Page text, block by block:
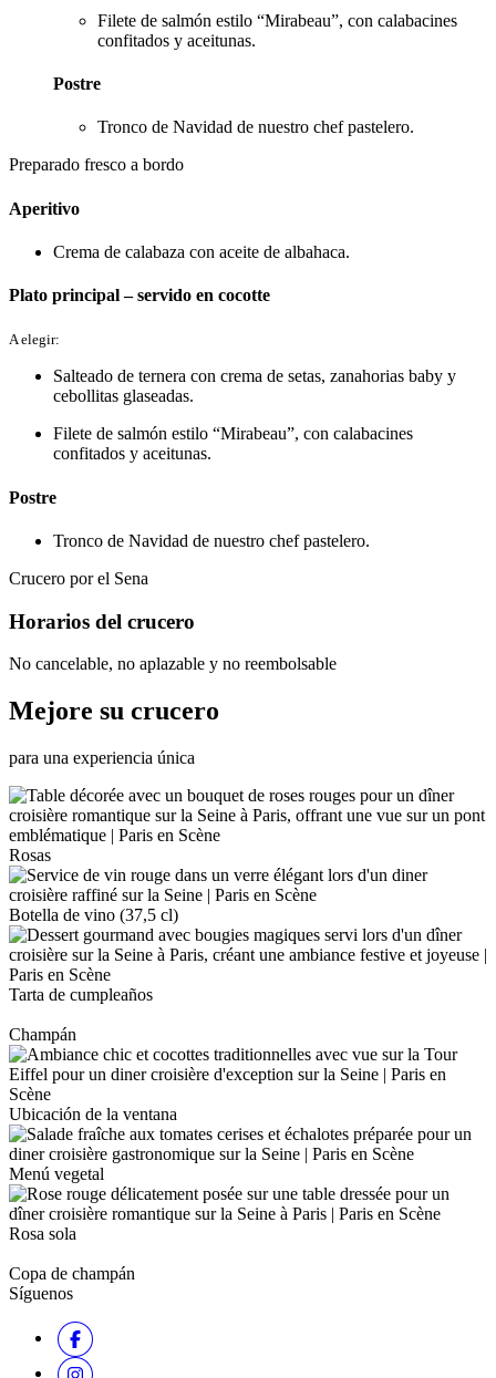
Filete de salmón estilo “Mirabeau”, con calabacines
confitados y aceitunas.
Postre
Tronco de Navidad de nuestro chef pastelero.
Preparado fresco a bordo
Aperitivo
Crema de calabaza con aceite de albahaca.
Plato principal – servido en cocotte
A elegir:
Salteado de ternera con crema de setas, zanahorias baby y
cebollitas glaseadas.
Filete de salmón estilo “Mirabeau”, con calabacines
confitados y aceitunas.
Postre
Tronco de Navidad de nuestro chef pastelero.
Crucero por el Sena
Horarios del crucero
No cancelable, no aplazable y no reembolsable
Mejore su crucero
para una experiencia única
Rosas
Botella de vino (37,5 cl)
Tarta de cumpleaños
Champán
Ubicación de la ventana
Menú vegetal
Rosa sola
Copa de champán
Síguenos